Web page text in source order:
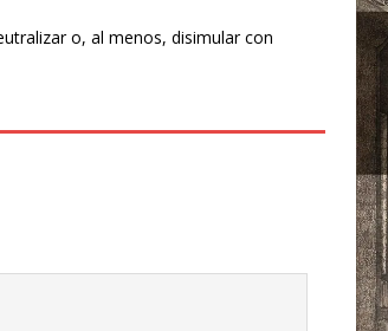
o, al menos, disimular con